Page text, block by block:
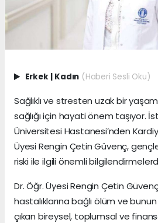
Erkek | Kadın (Haberi Sesli Oku)
Sağlıklı ve stresten uzak bir
sağlığı için hayati önem taşıyor.
Üniversitesi Hastanesi’nden
Üyesi Rengin Çetin Güvenç,
riski ile ilgili önemli
Dr. Öğr. Üyesi Rengin Çetin
hastalıklarına bağlı ölüm ve
çıkan bireysel, toplumsal ve